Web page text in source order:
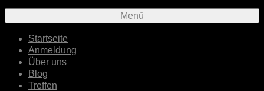
Menü
Startseite
Anmeldung
Über uns
Blog
Treffen